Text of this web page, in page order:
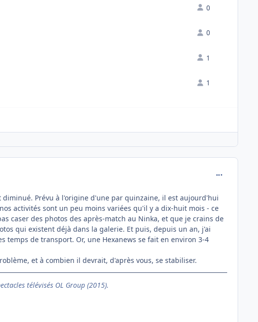
0
0
1
1
Prévu à l'origine d'une par quinzaine, il est aujourd'hui
activités sont un peu moins variées qu'il y a dix-huit mois - ce
caser des photos des après-match au Ninka, et que je crains de
qui existent déjà dans la galerie. Et puis, depuis un an, j'ai
temps de transport. Or, une Hexanews se fait en environ 3-4
et à combien il devrait, d'après vous, se stabiliser.
télévisés OL Group (2015).